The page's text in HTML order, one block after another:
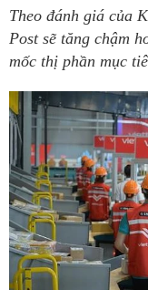
Theo đánh giá của
Post sẽ tăng chậm
mốc thị phần mục